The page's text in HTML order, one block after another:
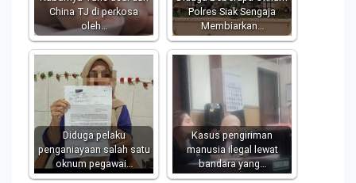
China TJ di perkosa
oleh…
Polres Siak Sengaja
Membiarkan…
Diduga pelaku
penganiayaan salah satu
oknum pegawai…
Kasus pengiriman
manusia ilegal lewat
bandara yang…